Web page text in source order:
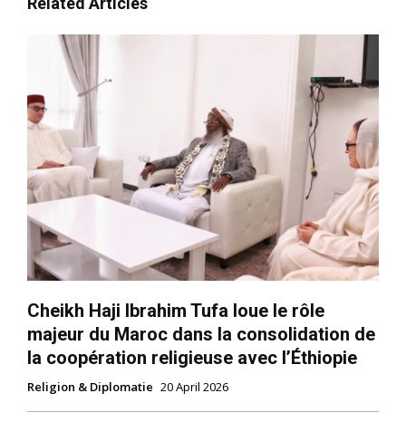
Cheikh Haji Ibrahim Tufa loue le rôle
majeur du Maroc dans la consolidation de
la coopération religieuse avec l’Éthiopie
Religion & Diplomatie 20 April 2026